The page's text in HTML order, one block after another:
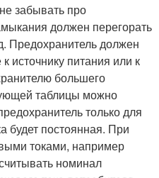
забывать про
должен перегорать
Предохранитель должен
источнику питания или к
большего
таблицы можно
только для
будет постоянная. При
токами, например
номинал